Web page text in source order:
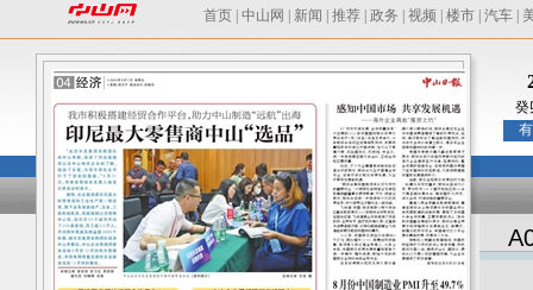
首页 中山网 新闻 推荐 政务 视频 楼市 汽车
癸